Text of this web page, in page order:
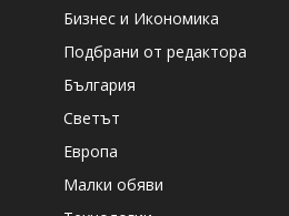
Бизнес и Икономика
Подбрани от редактора
България
Светът
Европа
Малки обяви